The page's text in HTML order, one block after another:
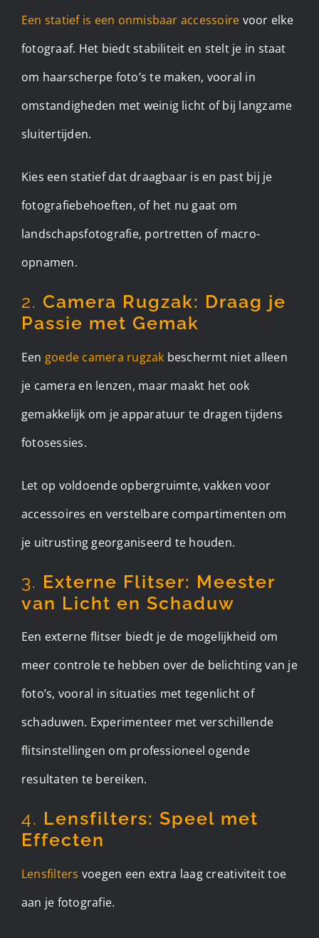
Een statief is een onmisbaar accessoire voor elke
fotograaf. Het biedt stabiliteit en stelt je in staat
om haarscherpe foto’s te maken, vooral in
omstandigheden met weinig licht of bij langzame
sluitertijden.
Kies een statief dat draagbaar is en past bij je
fotografiebehoeften, of het nu gaat om
landschapsfotografie, portretten of macro-
opnamen.
2. Camera Rugzak: Draag je
Passie met Gemak
Een goede camera rugzak beschermt niet alleen
je camera en lenzen, maar maakt het ook
gemakkelijk om je apparatuur te dragen tijdens
fotosessies.
Let op voldoende opbergruimte, vakken voor
accessoires en verstelbare compartimenten om
je uitrusting georganiseerd te houden.
3. Externe Flitser: Meester
van Licht en Schaduw
Een externe flitser biedt je de mogelijkheid om
meer controle te hebben over de belichting van je
foto’s, vooral in situaties met tegenlicht of
schaduwen. Experimenteer met verschillende
flitsinstellingen om professioneel ogende
resultaten te bereiken.
4. Lensfilters: Speel met
Effecten
Lensfilters voegen een extra laag creativiteit toe
aan je fotografie.